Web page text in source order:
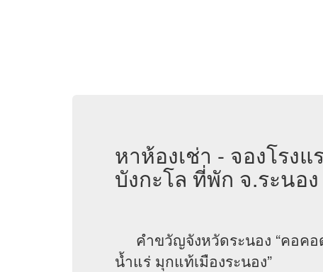
หาห้องเช่า - จองโรง
บังกะโล ที่พัก จ.ระนอง
คำขวัญจังหวัดระนอง “คอคอ
น้ำแร่ มุกแท้เมืองระนอง”